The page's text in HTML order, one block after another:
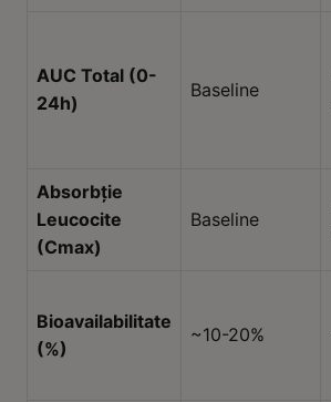
AUC Total (0-
24h)
Baseline
Absorbție
Leucocite
(Cmax)
Baseline
Bioavailabilitate
(%)
~10-20%